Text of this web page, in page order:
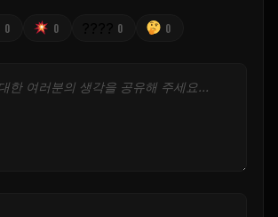
0 0 0 0